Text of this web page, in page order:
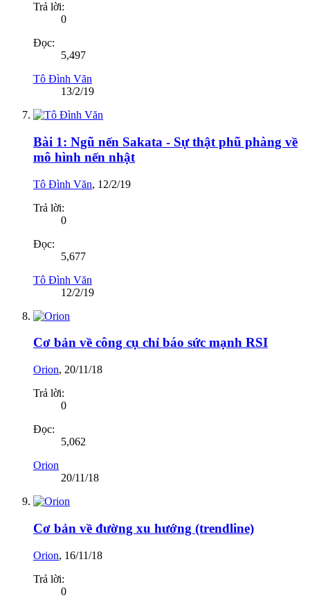
Trả lời:
0
Đọc:
5,497
Tô Đình Văn
13/2/19
Bài 1: Ngũ nến Sakata - Sự thật phũ phàng về
mô hình nến nhật
Tô Đình Văn, 12/2/19
Trả lời:
0
Đọc:
5,677
Tô Đình Văn
12/2/19
Cơ bản về công cụ chỉ báo sức mạnh RSI
Orion, 20/11/18
Trả lời:
0
Đọc:
5,062
Orion
20/11/18
Cơ bản về đường xu hướng (trendline)
Orion, 16/11/18
Trả lời:
0